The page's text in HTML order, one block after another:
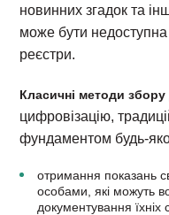
новинних згадок та
може бути
реєстри.
Класичні методи збору
цифровізацію,
фундаментом будь-
отримання показань
особами, які можуть
документування їхніх